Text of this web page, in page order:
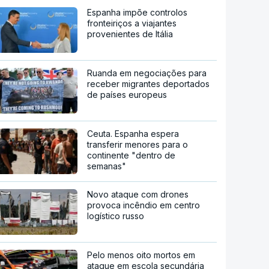
Espanha impõe controlos
fronteiriços a viajantes
provenientes de Itália
Ruanda em negociações para
receber migrantes deportados
de países europeus
Ceuta. Espanha espera
transferir menores para o
continente "dentro de
semanas"
Novo ataque com drones
provoca incêndio em centro
logístico russo
Pelo menos oito mortos em
ataque em escola secundária